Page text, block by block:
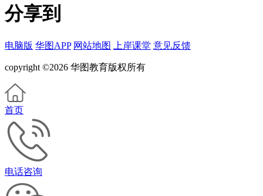
分享到
电脑版 华图APP 网站地图 上岸课堂 意见反馈
copyright ©2026 华图教育版权所有
首页
电话咨询